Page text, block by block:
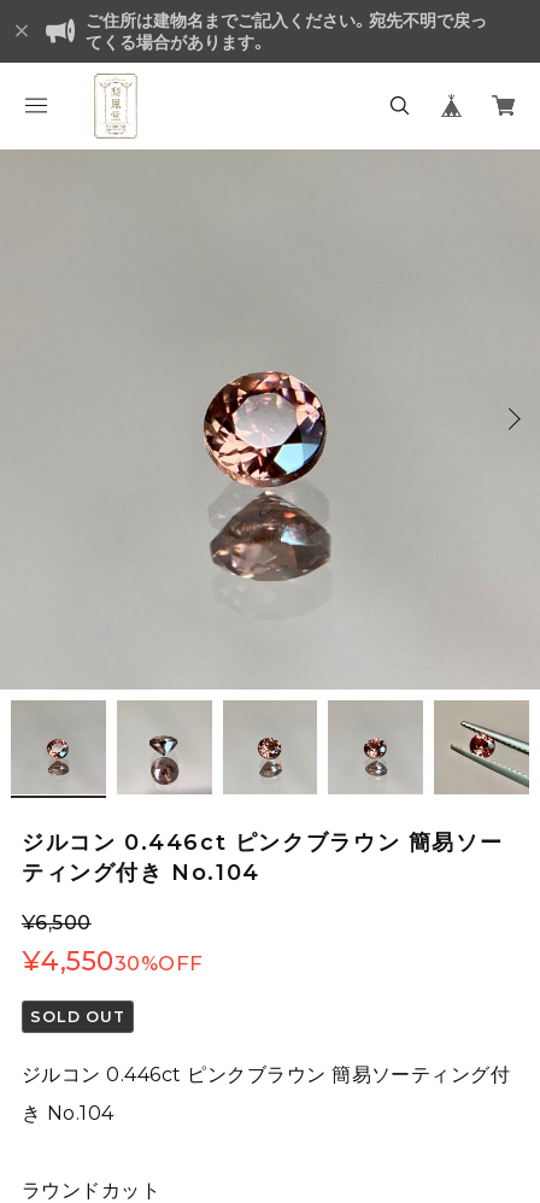
ご住所は建物名までご記入ください。宛先不明で戻っ
てくる場合があります。
ジルコン 0.446ct ピンクブラウン 簡易ソー
ティング付き No.104
¥6,500
¥4,55030%OFF
SOLD OUT
ジルコン 0.446ct ピンクブラウン 簡易ソーティング付
き No.104
ラウンドカット